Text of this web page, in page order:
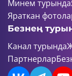
Минем турында
Яраткан
Безнең
Канал турында
Партнерлар